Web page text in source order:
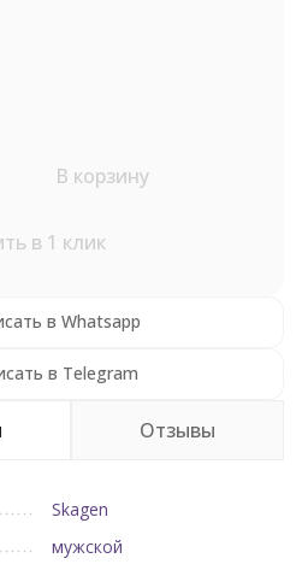
В корзину
в 1 клик
в Whatsapp
в Telegram
Отзывы
Skagen
мужской